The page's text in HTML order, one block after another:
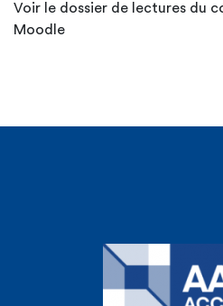
Voir le dossier de lectures du
Moodle